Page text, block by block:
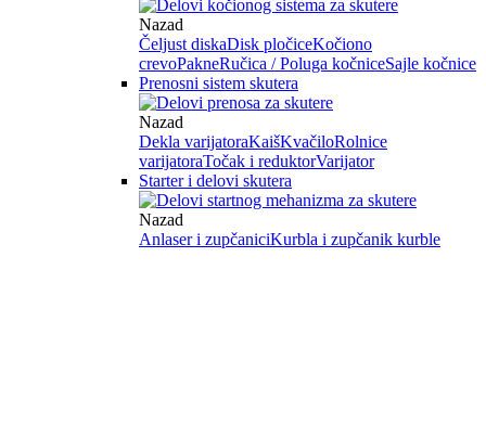
Nazad
Čeljust diskaDisk pločiceKočiono
crevoPakneRučica / Poluga kočniceSajle kočnice
Prenosni sistem skutera
Nazad
Dekla varijatoraKaišKvačiloRolnice
varijatoraTočak i reduktorVarijator
Starter i delovi skutera
Nazad
Anlaser i zupčaniciKurbla i zupčanik kurble